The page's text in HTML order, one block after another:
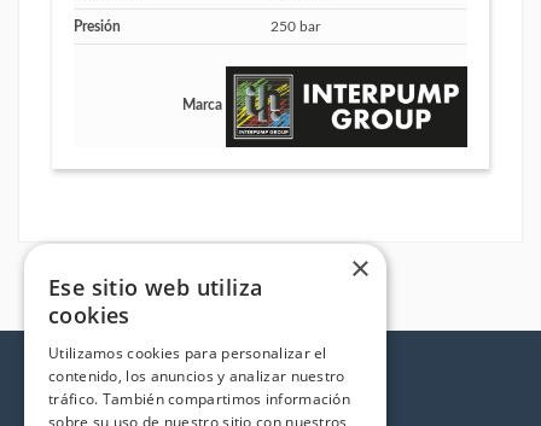
Presión 250 bar
Marca
×
Ese sitio web utiliza
cookies
Utilizamos cookies para personalizar el
contenido, los anuncios y analizar nuestro
tráfico. También compartimos información
sobre su uso de nuestro sitio con nuestros